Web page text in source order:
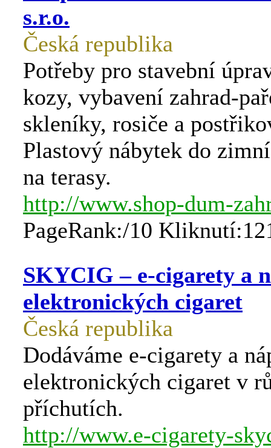
s.r.o.
Česká republika
Potřeby pro stavební
kozy, vybavení zahrad-
skleníky, rosiče a
Plastový nábytek do
na terasy.
http://www.shop-dum-
PageRank:/10
SKYCIG – e-cigarety a
elektronických cigaret
Česká republika
Dodáváme e-cigarety a
elektronických cigaret v
příchutích.
http://www.e-cigarety-